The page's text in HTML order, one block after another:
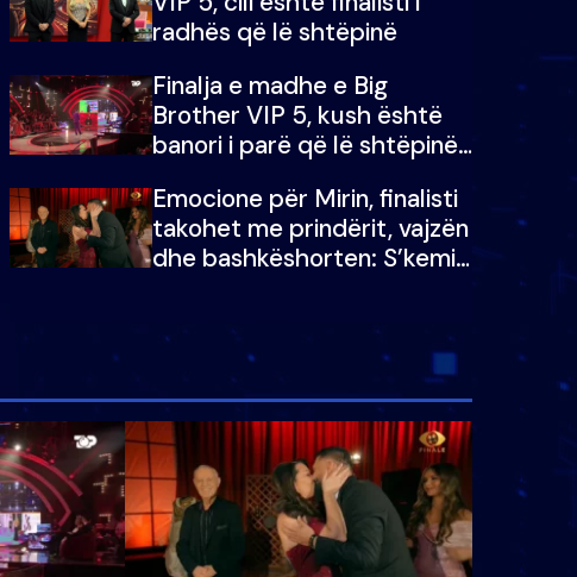
radhës që lë shtëpinë
Finalja e madhe e Big
Brother VIP 5, kush është
banori i parë që lë shtëpinë
fituar çmimin e madh
Emocione për Mirin, finalisti
takohet me prindërit, vajzën
dhe bashkëshorten: S’kemi